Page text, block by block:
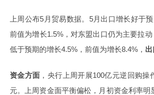
上周公布5月贸易数据。5月出口增长好于
前值为增长1.5%，对东盟出口仍为主要拉
低于预期的增长4.5%，前值为增长8.4%，
资金方面 ，央行上周开展100亿元逆回购
元。上周资金面平衡偏松，月初资金利率明